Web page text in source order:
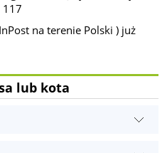
117
na terenie Polski ) już
lub kota